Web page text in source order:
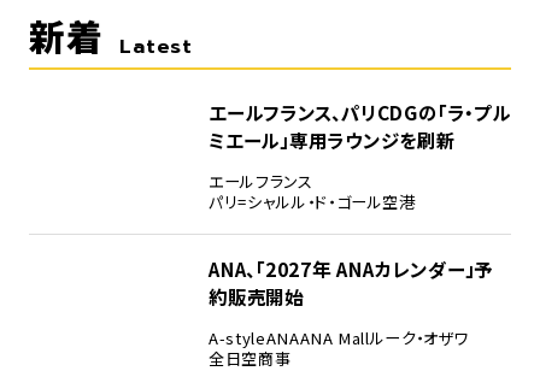
新着 Latest
エールフランス、パリCDGの「ラ・プル
ミエール」専用ラウンジを刷新
エールフランス
パリ=シャルル・ド・ゴール空港
ANA、「2027年 ANAカレンダー」予
約販売開始
A-styleANAANA Mallルーク・オザワ
全日空商事